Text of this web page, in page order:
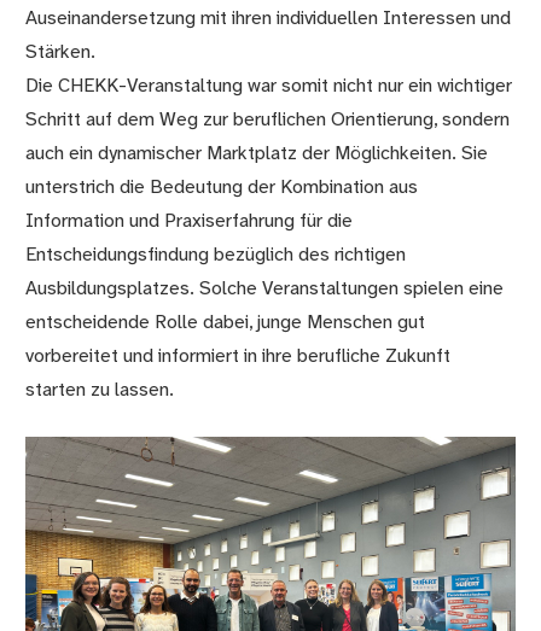
Auseinandersetzung mit ihren individuellen Interessen und
Stärken.
Die CHEKK-Veranstaltung war somit nicht nur ein wichtiger
Schritt auf dem Weg zur beruflichen Orientierung, sondern
auch ein dynamischer Marktplatz der Möglichkeiten. Sie
unterstrich die Bedeutung der Kombination aus
Information und Praxiserfahrung für die
Entscheidungsfindung bezüglich des richtigen
Ausbildungsplatzes. Solche Veranstaltungen spielen eine
entscheidende Rolle dabei, junge Menschen gut
vorbereitet und informiert in ihre berufliche Zukunft
starten zu lassen.